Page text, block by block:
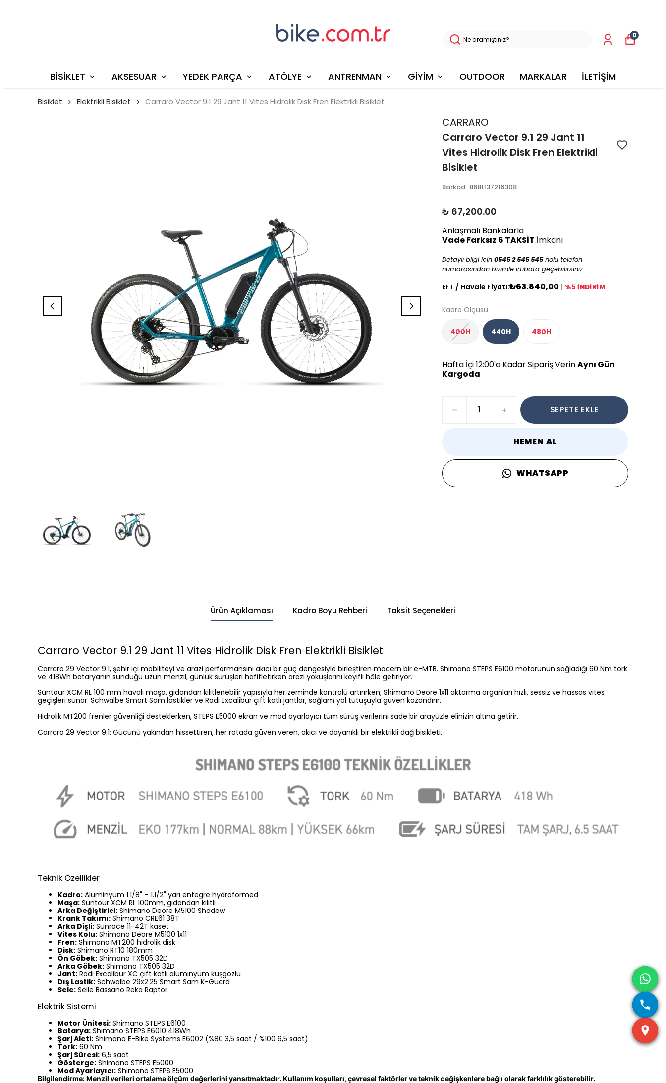
BİSİKLET AKSESUAR YEDEK PARÇA ATÖLYE ANTRENMAN GİYİM OUTDOOR MARKALAR İLETİŞİM
0
Bisiklet Elektrikli Bisiklet Carraro Vector 9.1 29 Jant 11 Vites Hidrolik Disk Fren Elektrikli Bisiklet
CARRARO
Carraro Vector 9.1 29 Jant 11
Vites Hidrolik Disk Fren Elektrikli
Bisiklet
Barkod: 8681137216308
₺ 67,200.00
Anlaşmalı Bankalarla
Vade Farksız 6 TAKSİT İmkanı
Detaylı bilgi için 0545 2 545 545nolu telefon
numarasından bizimle irtibata geçebilirsiniz.
EFT / Havale Fiyatı:₺63.840,00 | %5 İNDİRİM
Kadro Ölçüsü
400H 440H 480H
Hafta İçi 12:00'a Kadar Sipariş VerinAynı Gün
Kargoda
SEPETE EKLE
HEMEN AL
WHATSAPP
Ürün Açıklaması Kadro Boyu Rehberi Taksit Seçenekleri
Carraro Vector 9.1 29 Jant 11 Vites Hidrolik Disk Fren Elektrikli Bisiklet
Carraro 29 Vector 9.1, şehir içi mobiliteyi ve arazi performansını akıcı bir güç dengesiyle birleştiren modern bir e-MTB. Shimano STEPS E6100 motorunun sağladığı 60 Nm tork
ve 418Wh bataryanın sunduğu uzun menzil, günlük sürüşleri hafifletirken arazi yokuşlarını keyifli hâle getiriyor.
Suntour XCM RL 100 mm havalı maşa, gidondan kilitlenebilir yapısıyla her zeminde kontrolü artırırken; Shimano Deore 1x11 aktarma organları hızlı, sessiz ve hassas vites
geçişleri sunar. Schwalbe Smart Sam lastikler ve Rodi Excalibur çift katlı jantlar, sağlam yol tutuşuyla güven kazandırır.
Hidrolik MT200 frenler güvenliği desteklerken, STEPS E5000 ekran ve mod ayarlayıcı tüm sürüş verilerini sade bir arayüzle elinizin altına getirir.
Carraro 29 Vector 9.1: Gücünü yakından hissettiren, her rotada güven veren, akıcı ve dayanıklı bir elektrikli dağ bisikleti.
Teknik Özellikler
Kadro: Alüminyum 1.1/8" – 1.1/2" yarı entegre hydroformed
Maşa: Suntour XCM RL 100mm, gidondan kilitli
Arka Değiştirici: Shimano Deore M5100 Shadow
Krank Takımı: Shimano CRE61 38T
Arka Dişli: Sunrace 11-42T kaset
Vites Kolu: Shimano Deore M5100 1x11
Fren: Shimano MT200 hidrolik disk
Disk: Shimano RT10 180mm
Ön Göbek: Shimano TX505 32D
Arka Göbek: Shimano TX505 32D
Jant: Rodi Excalibur XC çift katlı alüminyum kuşgözlü
Dış Lastik: Schwalbe 29x2.25 Smart Sam K-Guard
Sele: Selle Bassano Reko Raptor
Elektrik Sistemi
Motor Ünitesi: Shimano STEPS E6100
Batarya: Shimano STEPS E6010 418Wh
Şarj Aleti: Shimano E-Bike Systems E6002 (%80 3,5 saat / %100 6,5 saat)
Tork: 60 Nm
Şarj Süresi: 6,5 saat
Gösterge: Shimano STEPS E5000
Mod Ayarlayıcı: Shimano STEPS E5000
Bilgilendirme: Menzil verileri ortalama ölçüm değerlerini yansıtmaktadır. Kullanım koşulları, çevresel faktörler ve teknik değişkenlere bağlı olarak farklılık gösterebilir.